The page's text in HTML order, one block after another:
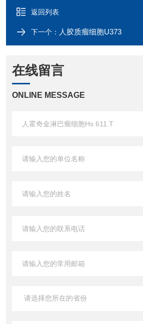
返回列表
下一个： 人胶质瘤细胞U373
在线留言
ONLINE MESSAGE